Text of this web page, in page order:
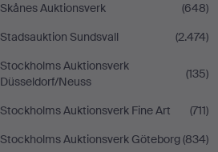
Skånes Auktionsverk
(648)
Stadsauktion Sundsvall
(2.474)
Stockholms Auktionsverk
Düsseldorf/Neuss
(135)
Stockholms Auktionsverk Fine Art
(711)
Stockholms Auktionsverk Göteborg(834)